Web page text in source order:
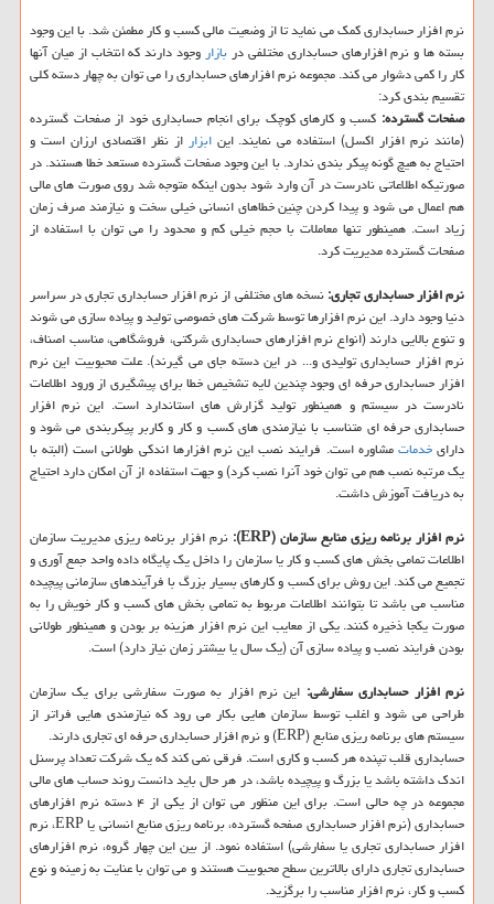
نرم افزار حسابداری كمك می نماید تا از وضعیت مالی كسب و كار مطمئن شد. با این وجود
بسته ها و نرم افزارهای حسابداری مختلفی دربازاروجود دارند كه انتخاب از میان آنها
كار را كمی دشوار می كند. مجموعه نرم افزارهای حسابداری را می توان به چهار دسته كلی
تقسیم بندی كرد:
صفحات گسترده: كسب و كارهای كوچك برای انجام حسابداری خود از صفحات گسترده
(مانند نرم افزار اكسل) استفاده می نمایند. اینابزار از نظر اقتصادی ارزان است و
احتیاج به هیچ گونه پیكر بندی ندارد. با این وجود صفحات گسترده مستعد خطا هستند. در
صورتیكه اطلاعاتی نادرست در آن وارد شود بدون اینكه متوجه شد روی صورت های مالی
هم اعمال می شود و پیدا كردن چنین خطاهای انسانی خیلی سخت و نیازمند صرف زمان
زیاد است. همینطور تنها معاملات با حجم خیلی كم و محدود را می توان با استفاده از
صفحات گسترده مدیریت كرد.
نرم افزار حسابداری تجاری:نسخه های مختلفی از نرم افزار حسابداری تجاری در سراسر
دنیا وجود دارد. این نرم افزارها توسط شركت های خصوصی تولید و پیاده سازی می شوند
و تنوع بالایی دارند (انواع نرم افزارهای حسابداری شركتی، فروشگاهی، مناسب اصناف،
نرم افزار حسابداری تولیدی و... در این دسته جای می گیرند). علت محبوبیت این نرم
افزار حسابداری حرفه ای وجود چندین لایه تشخیص خطا برای پیشگیری از ورود اطلاعات
نادرست در سیستم و همینطور تولید گزارش های استاندارد است. این نرم افزار
حسابداری حرفه ای متناسب با نیازمندی های كسب و كار و كاربر پیكربندی می شود و
دارایخدماتمشاوره است. فرایند نصب این نرم افزارها اندكی طولانی است (البته با
یك مرتبه نصب هم می توان خود آنرا نصب كرد) و جهت استفاده از آن امكان دارد احتیاج
به دریافت آموزش داشت.
نرم افزار برنامه ریزی منابع سازمان (ERP):
نرم افزار برنامه ریزی مدیریت سازمان
اطلاعات تمامی بخش های كسب و كار یا سازمان را داخل یك پایگاه داده واحد جمع آوری و
تجمیع می كند. این روش برای كسب و كارهای بسیار بزرگ با فرآیندهای سازمانی پیچیده
مناسب می باشد تا بتوانند اطلاعات مربوط به تمامی بخش های كسب و كار خویش را به
صورت یكجا ذخیره كنند. یكی از معایب این نرم افزار هزینه بر بودن و همینطور طولانی
بودن فرایند نصب و پیاده سازی آن (یك سال یا بیشتر زمان نیاز دارد) است.
نرم افزار حسابداری سفارشی: این نرم افزار به صورت سفارشی برای یك سازمان
طراحی می شود و اغلب توسط سازمان هایی بكار می رود كه نیازمندی هایی فراتر از
سیستم های برنامه ریزی منابع (ERP) و نرم افزار حسابداری حرفه ای تجاری دارند.
حسابداری قلب تپنده هر كسب و كاری است. فرقی نمی كند كه یك شركت تعداد پرسنل
اندك داشته باشد یا بزرگ و پیچیده باشد، در هر حال باید دانست روند حساب های مالی
مجموعه در چه حالی است. برای این منظور می توان از یكی از ۴ دسته نرم افزارهای
حسابداری (نرم افزار حسابداری صفحه گسترده، برنامه ریزی منابع انسانی یا ERP، نرم
افزار حسابداری تجاری یا سفارشی) استفاده نمود. از بین این چهار گروه، نرم افزارهای
حسابداری تجاری دارای بالاترین سطح محبوبیت هستند و می توان با عنایت به زمینه و نوع
كسب و كار، نرم افزار مناسب را برگزید.